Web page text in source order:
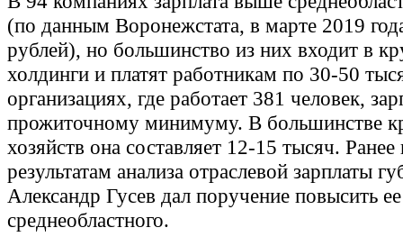
(по данным Воронежстата, в марте 2019
рублей), но большинство из них входит в
холдинги и платят работникам по 30-50
организациях, где работает 381 человек,
прожиточному минимуму. В большинстве
хозяйств она составляет 12-15 тысяч. Ранее
результатам анализа отраслевой зарплаты
Александр Гусев дал поручение повысить
среднеобластного.